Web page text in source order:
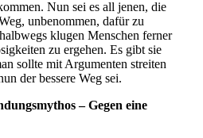
Nun sei es all jenen, die
unbenommen, dafür zu
klugen Menschen ferner
zu ergehen. Es gibt sie
sollte mit Argumenten streiten
der bessere Weg sei.
– Gegen eine